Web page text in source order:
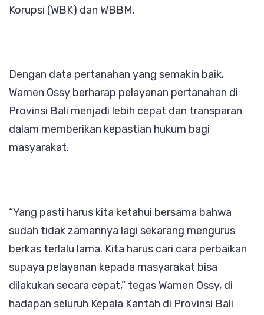
Korupsi (WBK) dan WBBM.
Dengan data pertanahan yang semakin baik,
Wamen Ossy berharap pelayanan pertanahan di
Provinsi Bali menjadi lebih cepat dan transparan
dalam memberikan kepastian hukum bagi
masyarakat.
“Yang pasti harus kita ketahui bersama bahwa
sudah tidak zamannya lagi sekarang mengurus
berkas terlalu lama. Kita harus cari cara perbaikan
supaya pelayanan kepada masyarakat bisa
dilakukan secara cepat,” tegas Wamen Ossy, di
hadapan seluruh Kepala Kantah di Provinsi Bali